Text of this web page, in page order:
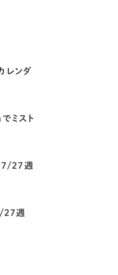
レンダ
ミスト
7/27週
27週